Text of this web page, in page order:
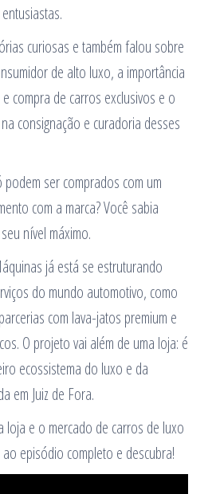
curiosas e também falou sobre
de alto luxo, a importância
compra de carros exclusivos e o
consignação e curadoria desses
ser comprados com um
com a marca? Você sabia
nível máximo.
já está se estruturando
do mundo automotivo, como
com lava-jatos premium e
O projeto vai além de uma loja: é
ecossistema do luxo e da
em Juiz de Fora.
loja e o mercado de carros de luxo
ao episódio completo e descubra!